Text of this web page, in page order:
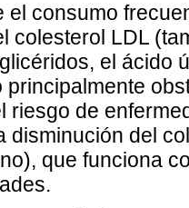
el consumo
colesterol LDL
el ácido
riesgo de
disminución del
que funciona